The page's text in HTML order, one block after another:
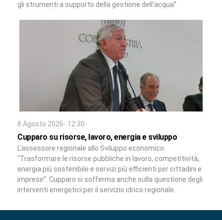
gli strumenti a supporto della gestione dell’acqua”
8 Agosto 2026- 12:30
Cupparo su risorse, lavoro, energia e sviluppo
L’assessore regionale allo Sviluppo economico:
“Trasformare le risorse pubbliche in lavoro, competitività,
energia più sostenibile e servizi più efficienti per cittadini e
imprese”. Cupparo si sofferma anche sulla questione degli
interventi energetici per il servizio idrico regionale.